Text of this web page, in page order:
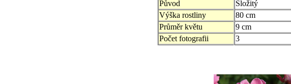
Původ
Složitý
Výška rostliny
80 cm
Průměr květu
9 cm
Počet fotografii
3